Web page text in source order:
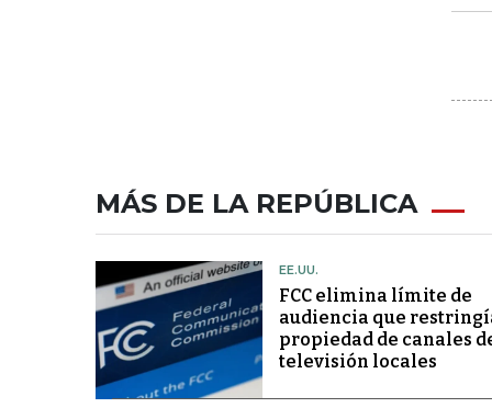
MÁS DE LA REPÚBLICA
EE.UU.
FCC elimina límite de
audiencia que
propiedad de canales
televisión locales